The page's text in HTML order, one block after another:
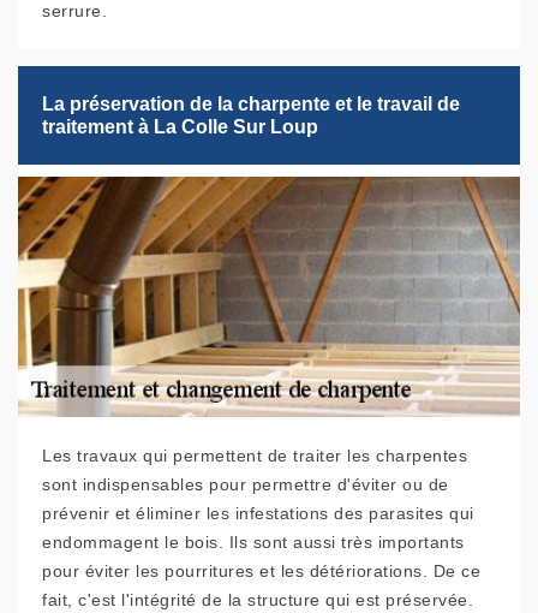
serrure.
La préservation de la charpente et le travail de
traitement à La Colle Sur Loup
Les travaux qui permettent de traiter les charpentes
sont indispensables pour permettre d'éviter ou de
prévenir et éliminer les infestations des parasites qui
endommagent le bois. Ils sont aussi très importants
pour éviter les pourritures et les détériorations. De ce
fait, c'est l'intégrité de la structure qui est préservée.